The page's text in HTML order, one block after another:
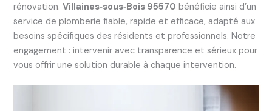
rénovation. Villaines‑sous‑Bois 95570 bénéficie ainsi d’un
service de plomberie fiable, rapide et efficace, adapté aux
besoins spécifiques des résidents et professionnels. Notre
engagement : intervenir avec transparence et sérieux pour
vous offrir une solution durable à chaque intervention.